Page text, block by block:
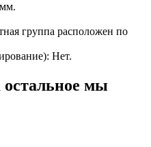
группа расположен по
Нет.
мы